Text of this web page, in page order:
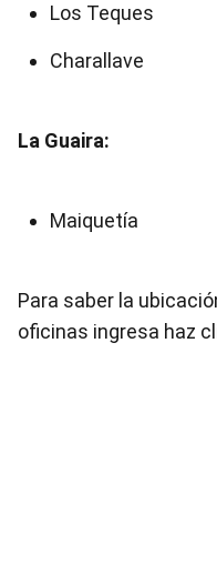
Los Teques
Charallave
La Guaira:
Maiquetía
Para saber la
oficinas ingresa haz